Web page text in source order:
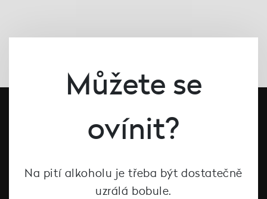
Můžete se
ovínit?
Na pití alkoholu je třeba být dostatečně
uzrálá bobule.